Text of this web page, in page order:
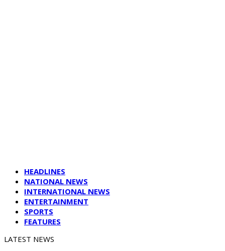
HEADLINES
NATIONAL NEWS
INTERNATIONAL NEWS
ENTERTAINMENT
SPORTS
FEATURES
LATEST NEWS